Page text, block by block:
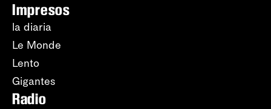
Impresos
la diaria
Le Monde
Lento
Gigantes
Radio